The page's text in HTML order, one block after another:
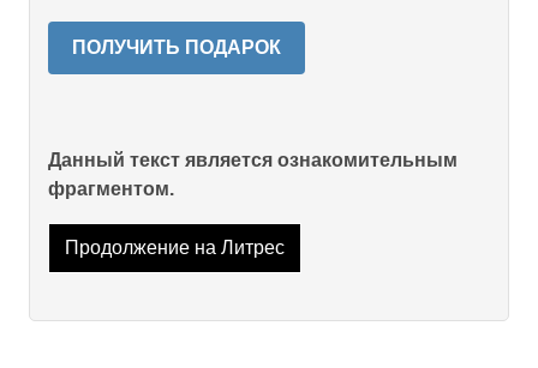
ПОЛУЧИТЬ ПОДАРОК
Данный текст является ознакомительным
фрагментом.
Продолжение на Литрес